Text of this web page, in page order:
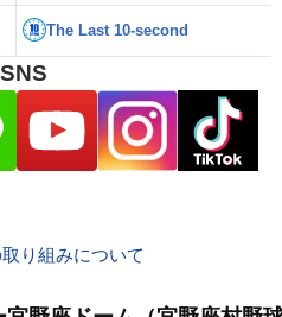
The Last 10-second
り組みについて